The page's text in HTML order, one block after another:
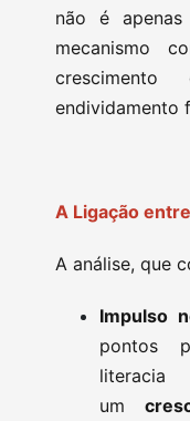
não é
mecanismo
endividamento
A Ligação
A análise, que
Impulso
pontos
um